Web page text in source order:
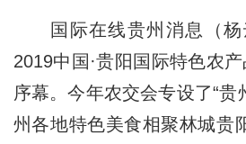
国际在线贵州消息（杨
2019中国·贵阳国际特色农
序幕。今年农交会专设了“贵
州各地特色美食相聚林城贵